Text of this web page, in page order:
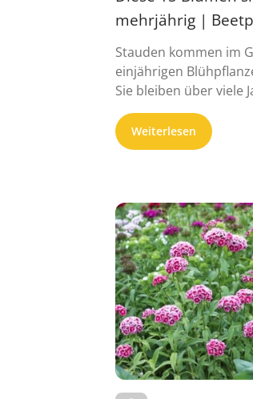
mehrjährig |
Stauden kommen im
einjährigen
Sie bleiben über viele
Standort ...
Weiterlesen